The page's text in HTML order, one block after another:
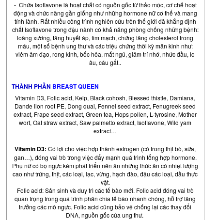
- Chứa Isoflavone là hoạt chất có nguồn gốc từ thảo mộc, cơ chế hoạt
động và chức năng gần giống như những hormone nữ cơ thể và mang
tính lành. Rất nhiều công trình nghiên cứu trên thế giới đã khẳng định
chất Isoflavone trong đậu nành có khả năng phòng chống những bệnh:
loãng xương, tăng huyết áp, tim mạch, chứng tăng cholesterol trong
máu, một số bệnh ung thư và các triệu chứng thời kỳ mãn kinh như:
viêm âm đạo, rong kinh, bốc hỏa, mất ngủ, giảm trí nhớ, nhức đầu, lo
âu, cáu gắt..
THÀNH PHẦN BREAST QUEEN
Vitamin D3, Folic acid, Kelp, Black cohosh, Blessed thistle, Damiana,
Dande lion root PE, Dong quai, Fennel seed extract, Fenugreek seed
extract, Frape seed extract, Green tea, Hops pollen, L-tyrosine, Mother
wort, Oat straw extract, Saw palmetto extract, Isoflavone, Wild yam
extract…
Vitamin D3: Có lợi cho việc hợp thành estrogen (có trong thịt bò, sữa,
gan…), đóng vai trò trong việc đẩy mạnh quá trình tổng hợp hormone.
Phụ nữ có bộ ngực kém phát triển nên ăn những thức ăn có nhiệt lượng
cao như trứng, thịt, các loại, lạc, vừng, hạch đào, đậu các loại, dầu thực
vật.
Folic acid: Sản sinh và duy trì các tế bào mới. Folic acid đóng vai trò
quan trọng trong quá trình phân chia tế bào nhanh chóng, hỗ trợ tăng
trưởng các mô ngực. Folic acid cũng bảo vệ chống lại các thay đổi
DNA, nguồn gốc của ung thư.